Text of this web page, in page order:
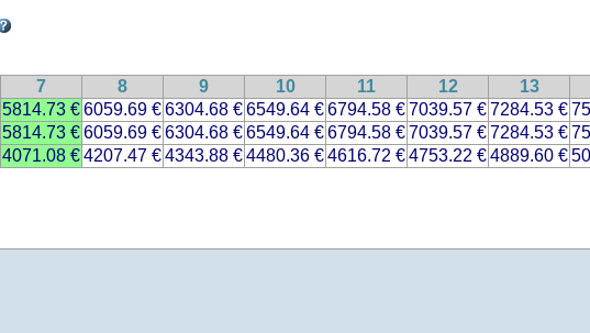
7 8 9 10 11 12
13
5814.73 €6059.69 €6304.68 €6549.64 €6794.58 €7039.57 €7284.53 €
5814.73 €6059.69 €6304.68 €6549.64 €6794.58 €7039.57 €7284.53 €
4071.08 €4207.47 €4343.88 €4480.36 €4616.72 €4753.22 €4889.60 €